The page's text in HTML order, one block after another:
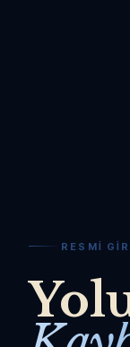
RESMI